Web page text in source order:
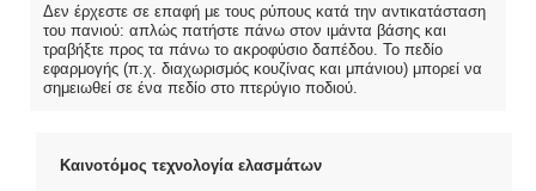
Δεν έρχεστε σε επαφή με τους ρύπους κατά την αντικατάσταση
του πανιού: απλώς πατήστε πάνω στον ιμάντα βάσης και
τραβήξτε προς τα πάνω το ακροφύσιο δαπέδου. Το πεδίο
εφαρμογής (π.χ. διαχωρισμός κουζίνας και μπάνιου) μπορεί να
σημειωθεί σε ένα πεδίο στο πτερύγιο ποδιού.
Καινοτόμος τεχνολογία ελασμάτων